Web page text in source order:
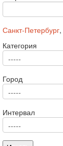
Санкт-Петербург,
Категория
Город
Интервал